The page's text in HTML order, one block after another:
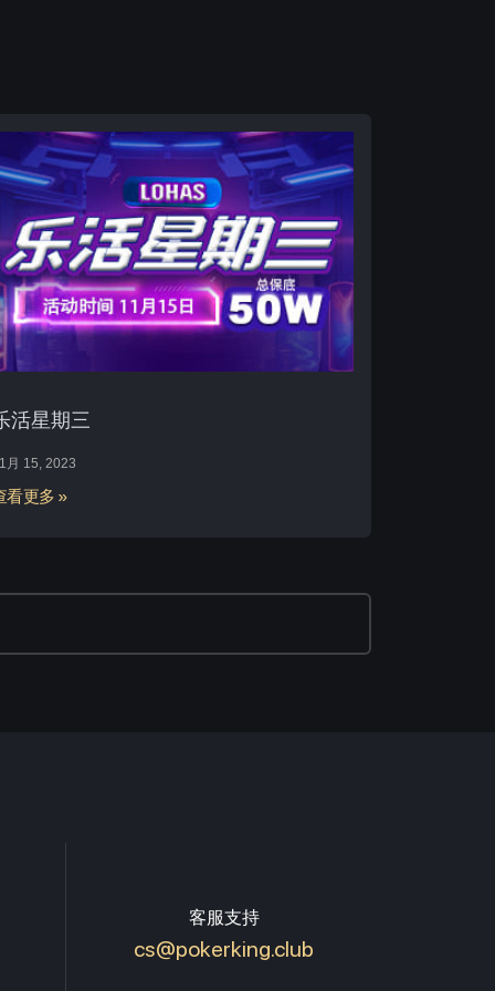
活星期三
月 15, 2023
看更多 »
客服支持
cs@pokerking.club